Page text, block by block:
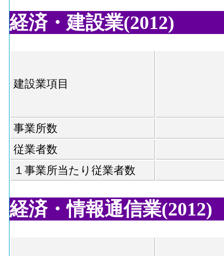
経済・建設業(2012)
建設業項目
事業所数
従業者数
１事業所当たり従業者数
経済・情報通信業(2012)